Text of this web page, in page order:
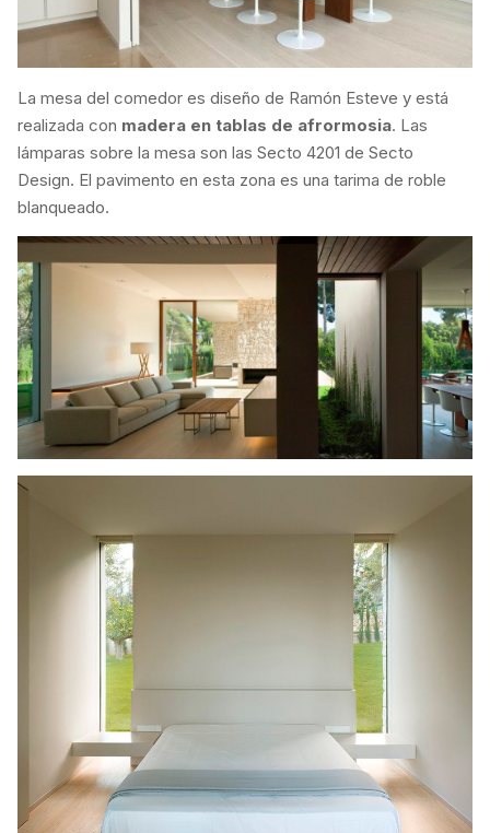
La mesa del comedor es diseño de Ramón Esteve y está
realizada con madera en tablas de afrormosia. Las
lámparas sobre la mesa son las Secto 4201 de Secto
Design. El pavimento en esta zona es una tarima de roble
blanqueado.